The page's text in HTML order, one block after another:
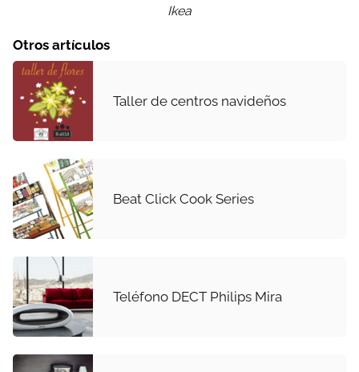
Ikea
Otros artículos
Taller de centros navideños
Beat Click Cook Series
Teléfono DECT Philips Mira